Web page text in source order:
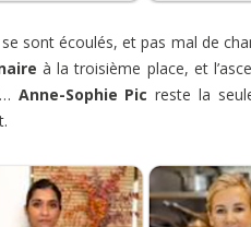
sont écoulés, et pas mal de
à la troisième place, et
Anne-Sophie Pic reste la